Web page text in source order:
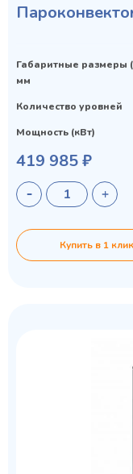
Габаритные размеры
мм
Количество уровней
Мощность (кВт)
419 985 ₽
Купить в 1 клик